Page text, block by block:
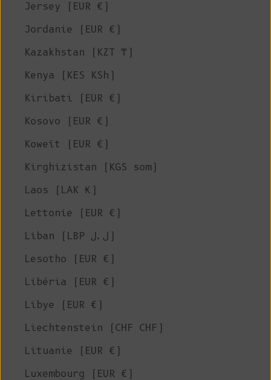
Jersey (EUR €)
Jordanie (EUR €)
Kazakhstan (KZT ₸)
Kenya (KES KSh)
Kiribati (EUR €)
Kosovo (EUR €)
Koweït (EUR €)
Kirghizistan (KGS som)
Laos (LAK ₭)
Lettonie (EUR €)
Liban (LBP ل.ل)
Lesotho (EUR €)
Libéria (EUR €)
Libye (EUR €)
Liechtenstein (CHF CHF)
Lituanie (EUR €)
Luxembourg (EUR €)